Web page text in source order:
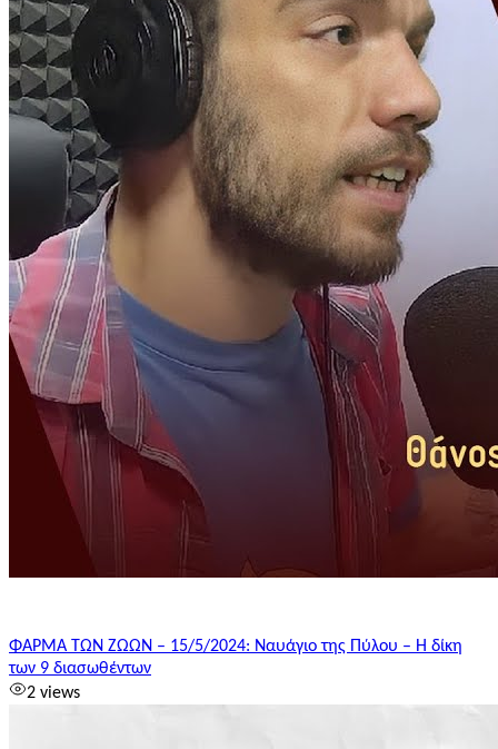
ΦΑΡΜΑ ΤΩΝ ΖΩΩΝ – 15/5/2024: Ναυάγιο της Πύλου – Η δίκη
των 9 διασωθέντων
2 views